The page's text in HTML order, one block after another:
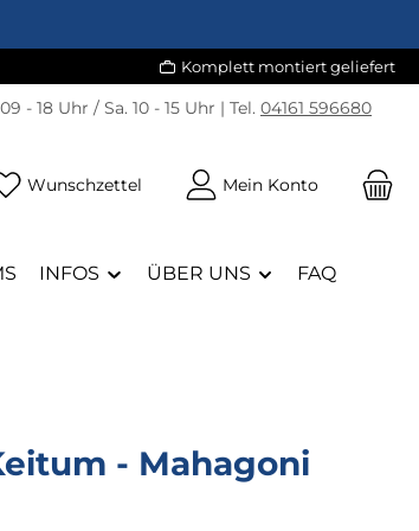
Komplett montiert geliefert
- 18 Uhr / Sa. 10 - 15 Uhr | Tel. 04161 596680
Wunschzettel Du hast 0 Produkte auf dem
Mein Konto
INFOS ÜBER UNS FAQ
- Mahagoni